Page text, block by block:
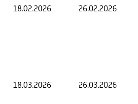
18.02.2026 26.02.2026
18.03.2026 26.03.2026